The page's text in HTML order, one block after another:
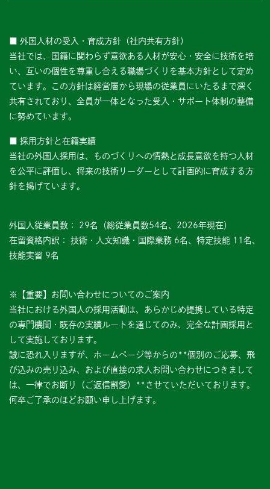
■ 外国人材の受入・育成方針（社内共有方針）
当社では、国籍に関わらず意欲ある人材が安心・安全に技術を培
い、互いの個性を尊重し合える職場づくりを基本方針として定め
ています。この方針は経営層から現場の従業員にいたるまで深く
共有されており、全員が一体となった受入・サポート体制の整備
に努めています。
■ 採用方針と在籍実績
当社の外国人採用は、ものづくりへの情熱と成長意欲を持つ人材
を公平に評価し、将来の技術リーダーとして計画的に育成する方
針を掲げています。
外国人従業員数： 29名（総従業員数54名、2026年現在）
在留資格内訳： 技術・人文知識・国際業務 6名、特定技能 11名、
技能実習 9名
※【重要】お問い合わせについてのご案内
当社における外国人の採用活動は、あらかじめ提携している特定
の専門機関・既存の実績ルートを通じてのみ、完全な計画採用と
して実施しております。
誠に恐れ入りますが、ホームページ等からの**個別のご応募、飛
び込みの売り込み、および直接の求人お問い合わせにつきまして
は、一律でお断り（ご返信割愛）**させていただいております。
何卒ご了承のほどお願い申し上げます。